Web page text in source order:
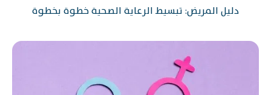
دليل المريض: تبسيط الرعاية الصحية خطوة بخطوة